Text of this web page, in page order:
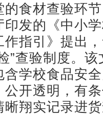
食材查验环节
印发的《中小
指引》提出
”查验制度。
含学校食品安
公开透明，有
翔实记录进